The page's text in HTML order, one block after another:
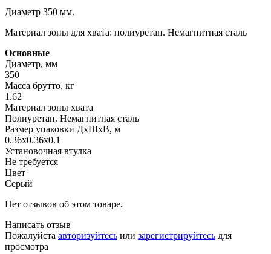
Диаметр 350 мм.
Материал зоны для хвата: полиуретан. Немагнитная сталь
Основные
Диаметр, мм
350
Масса брутто, кг
1.62
Материал зоны хвата
Полиуретан. Немагнитная сталь
Размер упаковки ДхШхВ, м
0.36x0.36x0.1
Установочная втулка
Не требуется
Цвет
Серый
Нет отзывов об этом товаре.
Написать отзыв
Пожалуйста авторизуйтесь или зарегистрируйтесь для
просмотра